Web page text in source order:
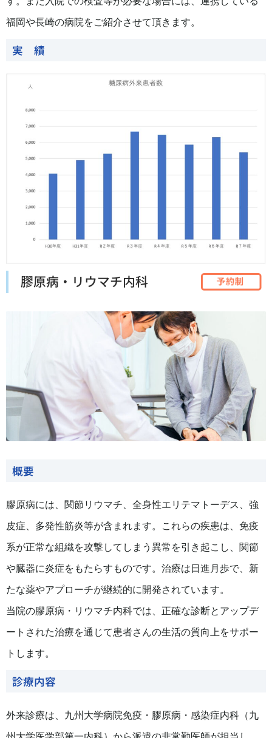
福岡や長崎の病院をご紹介させて頂きます。
実 績
膠原病・リウマチ内科
概要
膠原病には、関節リウマチ、全身性エリテマトーデス、強
皮症、多発性筋炎等が含まれます。これらの疾患は、免疫
系が正常な組織を攻撃してしまう異常を引き起こし、関節
や臓器に炎症をもたらすものです。治療は日進月歩で、新
たな薬やアプローチが継続的に開発されています。
当院の膠原病・リウマチ内科では、正確な診断とアップデ
ートされた治療を通じて患者さんの生活の質向上をサポー
トします。
診療内容
外来診療は、九州大学病院免疫・膠原病・感染症内科（九